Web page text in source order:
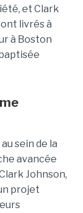
et Clark
livrés à
à Boston
sein de la
avancée
Johnson,
projet